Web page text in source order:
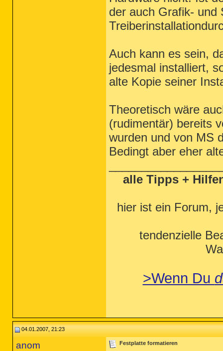
der auch Grafik- und
Auch kann es sein,
jedesmal installiert,
alte Kopie seiner
Theoretisch wäre
(rudimentär) bereits
wurden und von MS
Bedingt aber eher
alle Tipps +
hier ist ein Forum,
tendenzielle
>Wenn Du
04.01.2007, 21:23
anom Festplatte formatieren